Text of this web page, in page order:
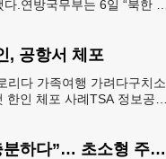
.연방국무부는 6일 “북한 내
, 공항서 체포
리다 가족여행 가려다구치소
인 체포 사례TSA 정보공유
“300스퀘어피트면 충분하다”… 초소형 주택 열풍